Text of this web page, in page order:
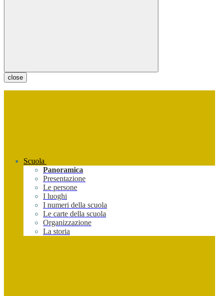
close
Scuola
Panoramica
Presentazione
Le persone
I luoghi
I numeri della scuola
Le carte della scuola
Organizzazione
La storia